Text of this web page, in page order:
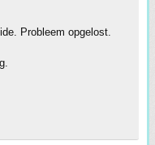
Probleem opgelost.